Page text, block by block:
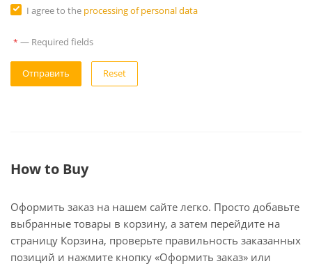
I agree to the processing of personal data
* — Required fields
Reset
How to Buy
Оформить заказ на нашем сайте легко. Просто добавьте
выбранные товары в корзину, а затем перейдите на
страницу Корзина, проверьте правильность заказанных
позиций и нажмите кнопку «Оформить заказ» или